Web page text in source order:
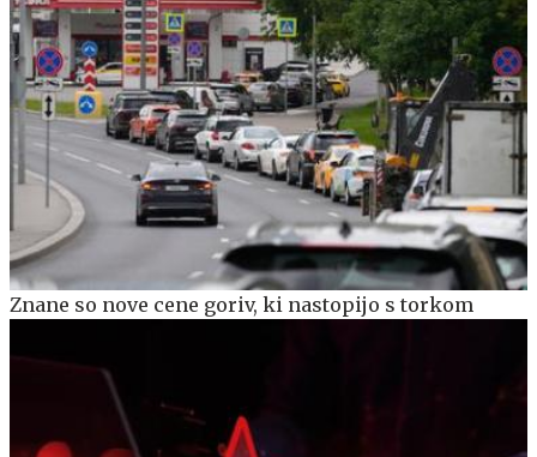
Znane so nove cene goriv, ki nastopijo s torkom